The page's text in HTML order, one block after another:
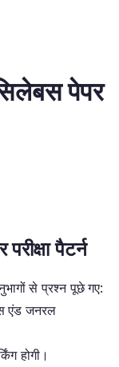
पेपर
पैटर्न
से प्रश्न पूछे गए:
एंड जनरल
होगी।